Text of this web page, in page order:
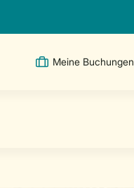
Meine Buchungen